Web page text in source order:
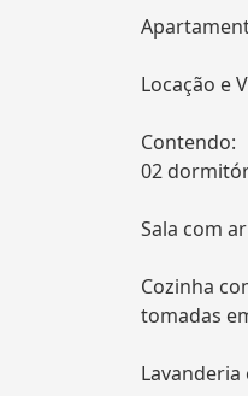
Locação e
Contendo:
02
Sala com
Cozinha
tomadas